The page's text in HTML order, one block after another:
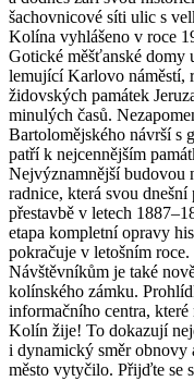
šachovnicové síti ulic s
Kolína vyhlášeno v roce
Gotické měšťanské domy
lemující Karlovo náměstí,
židovských památek
minulých časů.
Bartolomějského návrší s
patří k nejcennějším
Nejvýznamnější budovou
radnice, která svou
přestavbě v letech
etapa kompletní opravy
pokračuje v letošním roce.
Návštěvníkům je také
kolínského zámku.
informačního centra,
Kolín žije! To dokazují
i dynamický směr
město vytyčilo. Přijďte se